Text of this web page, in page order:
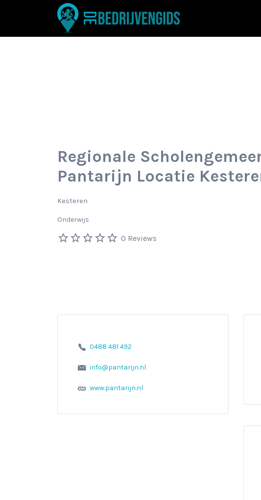
Zoek
naar:
Regionale
Pantarijn Locatie
Kesteren
Onderwijs
0 Reviews
0488 481 492
info@pantarijn.nl
www.pantarijn.nl